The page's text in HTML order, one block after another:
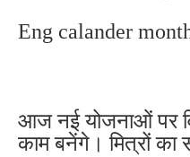
Eng calander
आज नई योजनाओं पर
काम बनेंगे। मित्रों का